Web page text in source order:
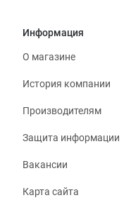
Информация
О магазине
История компании
Производителям
Защита информации
Вакансии
Карта сайта